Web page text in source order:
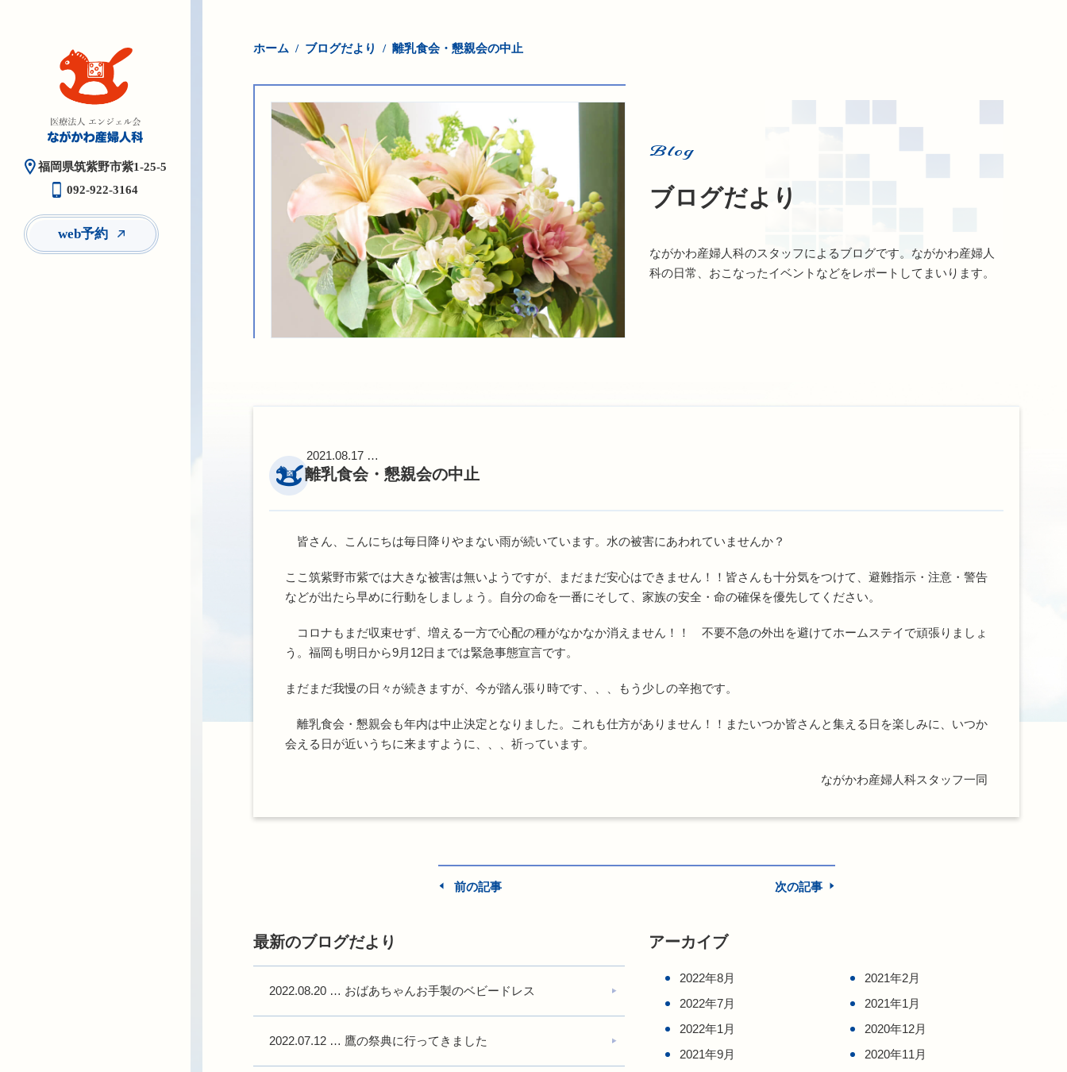
福岡県筑紫野市紫1-25-5
092-922-3164
web予約
ホーム ブログだより 離乳食会・懇親会の中止
Blog
ブログだより
ながかわ産婦人科のスタッフによるブログです。ながかわ産婦人
科の日常、おこなったイベントなどをレポートしてまいります。
2021.08.17 …
離乳食会・懇親会の中止
皆さん、こんにちは毎日降りやまない雨が続いています。水の被害にあわれていませんか？
ここ筑紫野市紫では大きな被害は無いようですが、まだまだ安心はできません！！皆さんも十分気をつけて、避難指示・注意・警告
などが出たら早めに行動をしましょう。自分の命を一番にそして、家族の安全・命の確保を優先してください。
コロナもまだ収束せず、増える一方で心配の種がなかなか消えません！！ 不要不急の外出を避けてホームステイで頑張りましょ
う。福岡も明日から9月12日までは緊急事態宣言です。
まだまだ我慢の日々が続きますが、今が踏ん張り時です、、、もう少しの辛抱です。
離乳食会・懇親会も年内は中止決定となりました。これも仕方がありません！！またいつか皆さんと集える日を楽しみに、いつか
会える日が近いうちに来ますように、、、祈っています。
ながかわ産婦人科スタッフ一同
前の記事 次の記事
最新のブログだより
2022.08.20 … おばあちゃんお手製のベビードレス
2022.07.12 … 鷹の祭典に行ってきました
アーカイブ
2022年8月
2022年7月
2022年1月
2021年9月
2021年2月
2021年1月
2020年12月
2020年11月